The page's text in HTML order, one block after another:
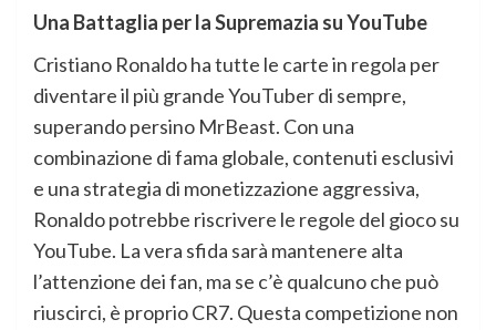
Una Battaglia per la Supremazia su YouTube
Cristiano Ronaldo ha tutte le carte in regola per
diventare il più grande YouTuber di sempre,
superando persino MrBeast. Con una
combinazione di fama globale, contenuti esclusivi
e una strategia di monetizzazione aggressiva,
Ronaldo potrebbe riscrivere le regole del gioco su
YouTube. La vera sfida sarà mantenere alta
l’attenzione dei fan, ma se c’è qualcuno che può
riuscirci, è proprio CR7. Questa competizione non